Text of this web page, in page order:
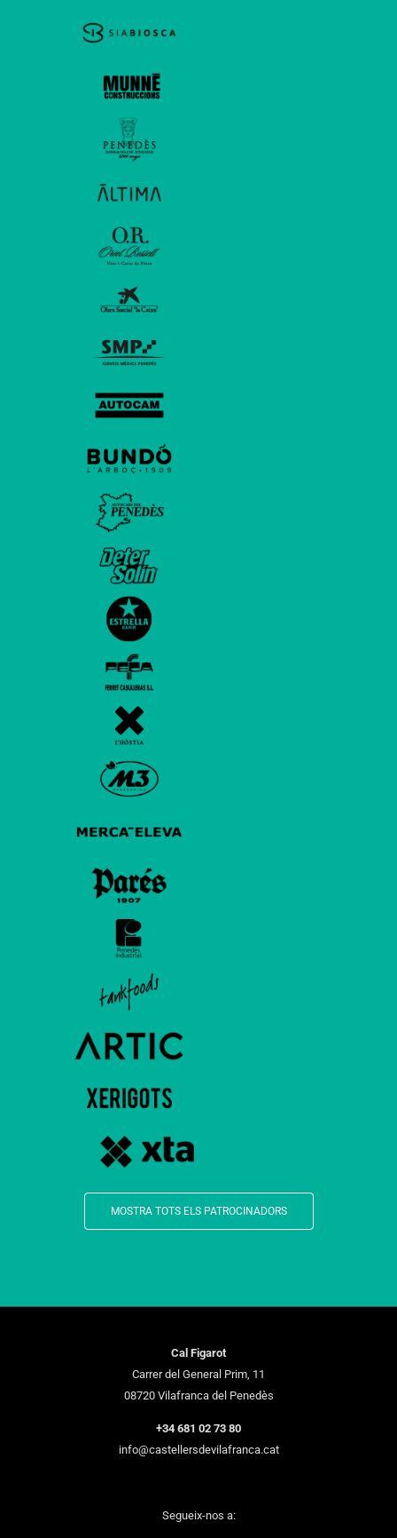
MOSTRA TOTS ELS PATROCINADORS
Cal Figarot
Carrer del General Prim, 11
08720 Vilafranca del Penedès
+34 681 02 73 80
info@castellersdevilafranca.cat
Segueix-nos a: